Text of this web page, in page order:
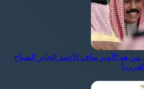
هو الأمير نواف الأحمد الجابر الصباح